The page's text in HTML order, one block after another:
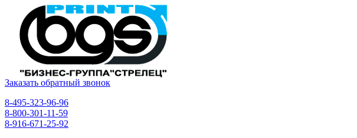
Заказать обратный звонок
8-495-323-96-96
8-800-301-11-59
8-916-671-25-92